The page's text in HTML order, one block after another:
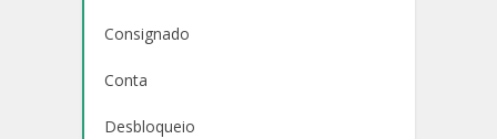
Consignado
Conta
Desbloqueio